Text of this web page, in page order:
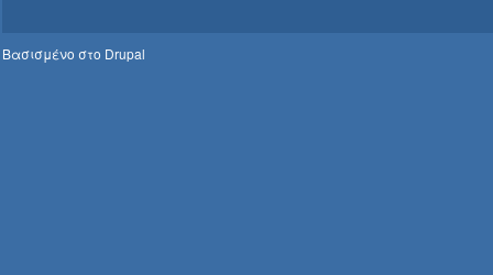
Βασισμένο στο Drupal